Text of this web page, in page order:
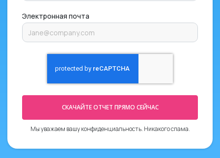
Электронная почта
СКАЧАЙТЕ ОТЧЕТ ПРЯМО СЕЙЧАС
Мы уважаем вашу конфиденциальность. Никакого спама.